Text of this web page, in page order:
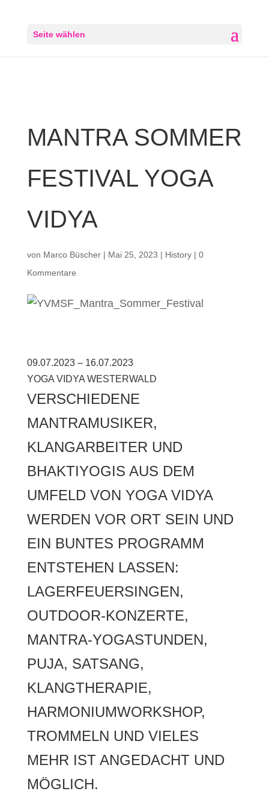
Seite wählen
MANTRA SOMMER
FESTIVAL YOGA
VIDYA
von Marco Büscher| Mai 25, 2023 | History| 0
Kommentare
09.07.2023 – 16.07.2023
YOGA VIDYA WESTERWALD
VERSCHIEDENE
MANTRAMUSIKER,
KLANGARBEITER UND
BHAKTIYOGIS AUS DEM
UMFELD VON YOGA VIDYA
WERDEN VOR ORT SEIN UND
EIN BUNTES PROGRAMM
ENTSTEHEN LASSEN:
LAGERFEUERSINGEN,
OUTDOOR-KONZERTE,
MANTRA-YOGASTUNDEN,
PUJA, SATSANG,
KLANGTHERAPIE,
HARMONIUMWORKSHOP,
TROMMELN UND VIELES
MEHR IST ANGEDACHT UND
MÖGLICH.